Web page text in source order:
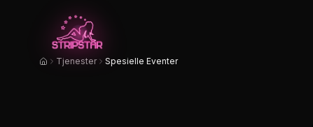
HjemTjenester Spesielle Eventer